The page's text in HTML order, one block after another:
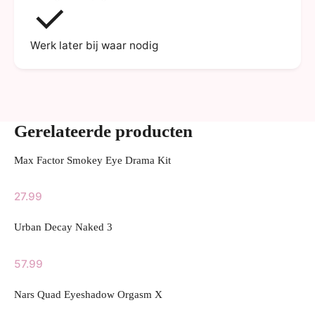
Werk later bij waar nodig
Gerelateerde producten
Max Factor Smokey Eye Drama Kit
27.99
Urban Decay Naked 3
57.99
Nars Quad Eyeshadow Orgasm X